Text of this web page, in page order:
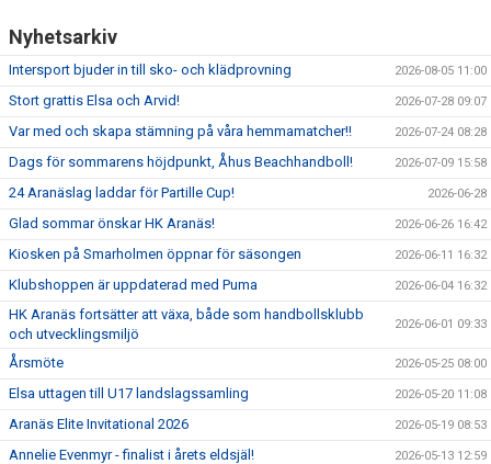
Nyhetsarkiv
Intersport bjuder in till sko- och klädprovning 2026-08-05 11:00
Stort grattis Elsa och Arvid! 2026-07-28 09:07
Var med och skapa stämning på våra hemmamatcher!! 2026-07-24 08:28
Dags för sommarens höjdpunkt, Åhus Beachhandboll! 2026-07-09 15:58
24 Aranäslag laddar för Partille Cup! 2026-06-28
Glad sommar önskar HK Aranäs! 2026-06-26 16:42
Kiosken på Smarholmen öppnar för säsongen 2026-06-11 16:32
Klubshoppen är uppdaterad med Puma 2026-06-04 16:32
HK Aranäs fortsätter att växa, både som handbollsklubb
och utvecklingsmiljö
2026-06-01 09:33
Årsmöte 2026-05-25 08:00
Elsa uttagen till U17 landslagssamling 2026-05-20 11:08
Aranäs Elite Invitational 2026 2026-05-19 08:53
Annelie Evenmyr - finalist i årets eldsjäl! 2026-05-13 12:59